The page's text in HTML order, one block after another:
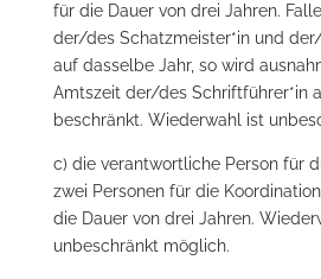
für die Dauer von drei Jahren.
der/des Schatzmeister*in und
auf dasselbe Jahr, so wird
Amtszeit der/des Schriftführer*in
beschränkt. Wiederwahl ist
c) die verantwortliche Person für
zwei Personen für die
die Dauer von drei Jahren.
unbeschränkt möglich.